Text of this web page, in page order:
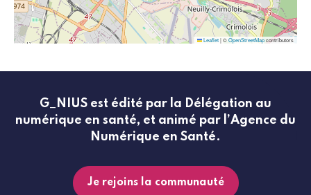
Leaflet|©OpenStreetMapcontributors
G_NIUS est édité par la Délégation au
numérique en santé, et animé par l’Agence du
Numérique en Santé.
Je rejoins la communauté